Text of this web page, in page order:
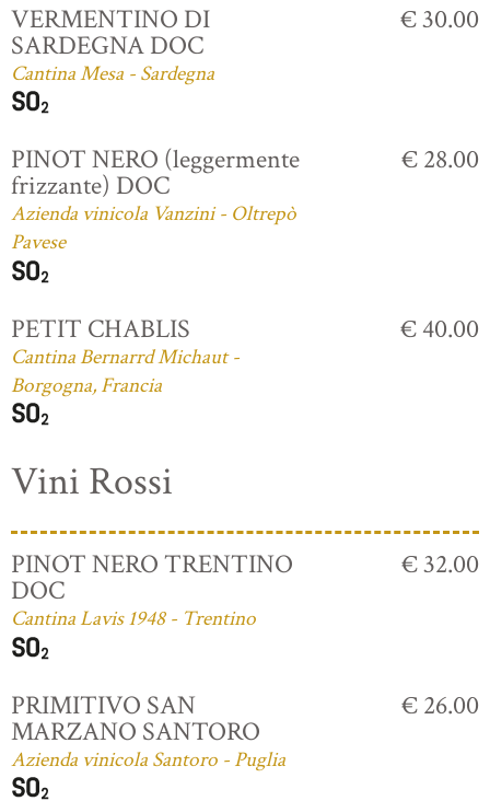
VERMENTINO DI
SARDEGNA DOC
Cantina Mesa - Sardegna
€ 30.00
PINOT NERO (leggermente
frizzante) DOC
Azienda vinicola Vanzini - Oltrepò
Pavese
€ 28.00
PETIT CHABLIS
Cantina Bernarrd Michaut -
Borgogna, Francia
€ 40.00
Vini Rossi
PINOT NERO TRENTINO
DOC
Cantina Lavis 1948 - Trentino
€ 32.00
PRIMITIVO SAN
MARZANO SANTORO
Azienda vinicola Santoro - Puglia
€ 26.00